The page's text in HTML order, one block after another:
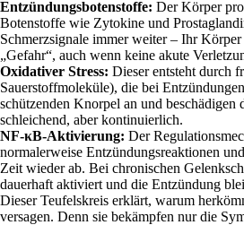
Entzündungsbotenstoffe: Der Körper
Botenstoffe wie Zytokine und
Schmerzsignale immer weiter – Ihr Körper
„Gefahr“, auch wenn keine akute
Oxidativer Stress: Dieser entsteht durch
Sauerstoffmoleküle), die bei
schützenden Knorpel an und beschädigen
schleichend, aber kontinuierlich.
NF-κB-Aktivierung: Der
normalerweise Entzündungsreaktionen
Zeit wieder ab. Bei chronischen
dauerhaft aktiviert und die Entzündung
Dieser Teufelskreis erklärt, warum
versagen. Denn sie bekämpfen nur die